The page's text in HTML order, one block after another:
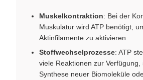
Muskelkontraktion: Bei der
Muskulatur wird ATP benötigt,
Aktinfilamente zu aktivieren.
Stoffwechselprozesse: ATP
viele Reaktionen zur Verfügung,
Synthese neuer Biomoleküle